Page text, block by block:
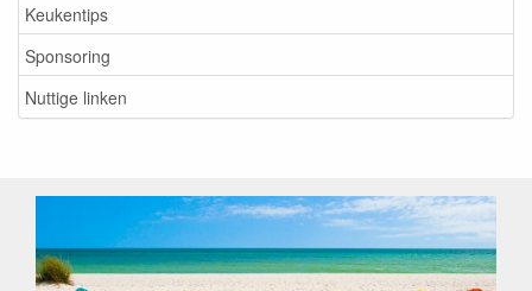
Keukentips
Sponsoring
Nuttige linken